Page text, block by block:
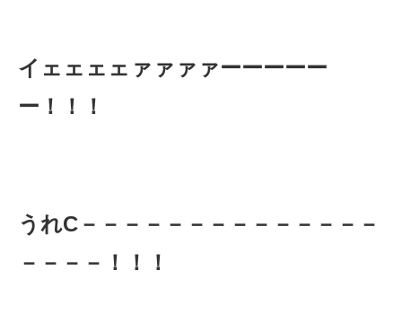
イェェェェァァァァーーーーー
ー！！！
うれC－－－－－－－－－－－－－－
－－－－！！！